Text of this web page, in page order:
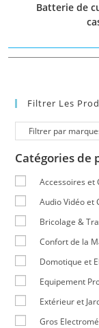
Batterie de
Filtrer Les
Catégories de
Accessoires et
Audio Vidéo et
Bricolage &
Confort de la
Domotique et
Equipement
Extérieur et
Gros